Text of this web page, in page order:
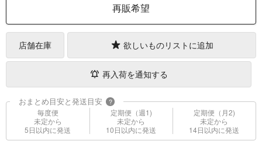
再販希望
店舗在庫 欲しいものリストに追加
再入荷を通知する
おまとめ目安と発送目安 ?
毎度便
未定から
5日以内に発送
定期便（週1)
未定から
10日以内に発送
定期便（月2)
未定から
14日以内に発送